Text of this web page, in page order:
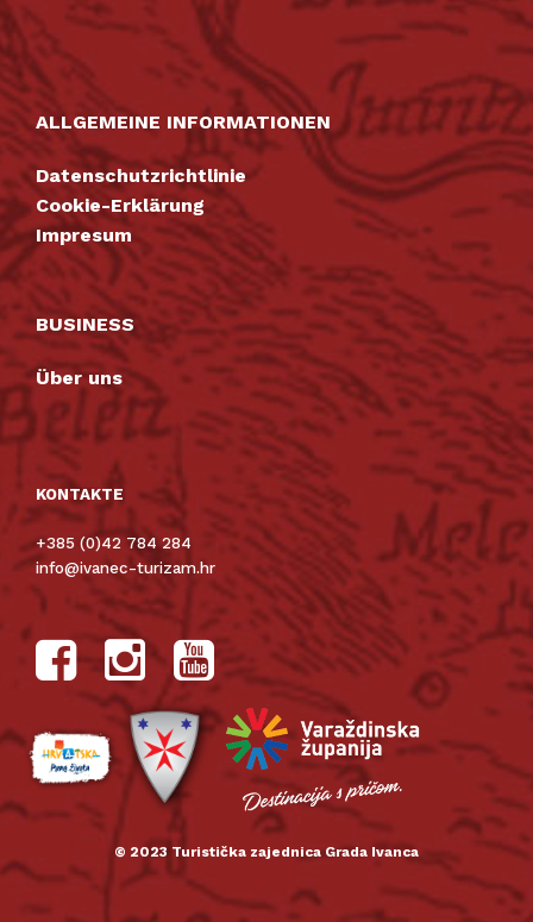
ALLGEMEINE INFORMATIONEN
Datenschutzrichtlinie
Cookie-Erklärung
Impresum
BUSINESS
Über uns
KONTAKTE
+385 (0)42 784 284
info@ivanec-turizam.hr
© 2023 Turistička zajednica Grada Ivanca